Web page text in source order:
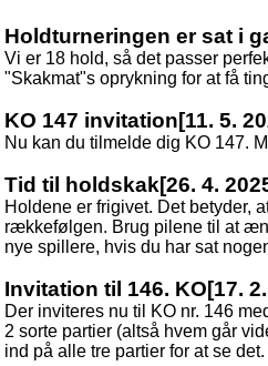
Holdturneringen er sat i
Vi er 18 hold, så det passer
"Skakmat"s oprykning for at få
KO 147 invitation[11. 5.
Nu kan du tilmelde dig KO 147.
Tid til holdskak[26. 4.
Holdene er frigivet. Det betyder,
rækkefølgen. Brug pilene til at
nye spillere, hvis du har sat
Invitation til 146. KO[17.
Der inviteres nu til KO nr. 146
2 sorte partier (altså hvem går
ind på alle tre partier for at se